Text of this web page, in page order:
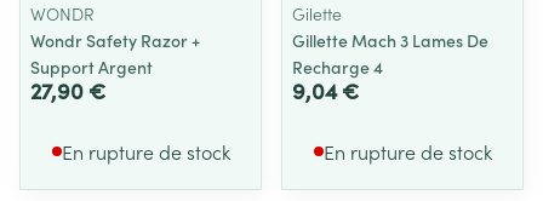
WONDR
Wondr Safety Razor +
Support Argent
27,90 €
En rupture de stock
Gilette
Gillette Mach 3 Lames De
Recharge 4
9,04 €
En rupture de stock